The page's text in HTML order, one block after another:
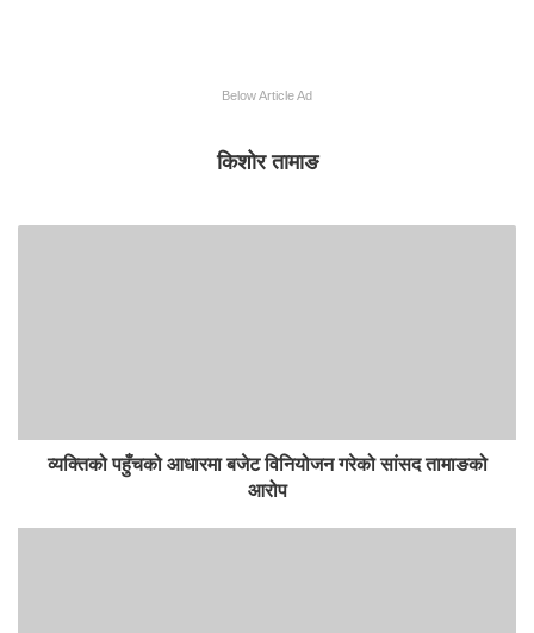
Below Article Ad
किशोर तामाङ
व्यक्तिको पहुँचको आधारमा बजेट विनियोजन गरेको सांसद तामाङको
आरोप